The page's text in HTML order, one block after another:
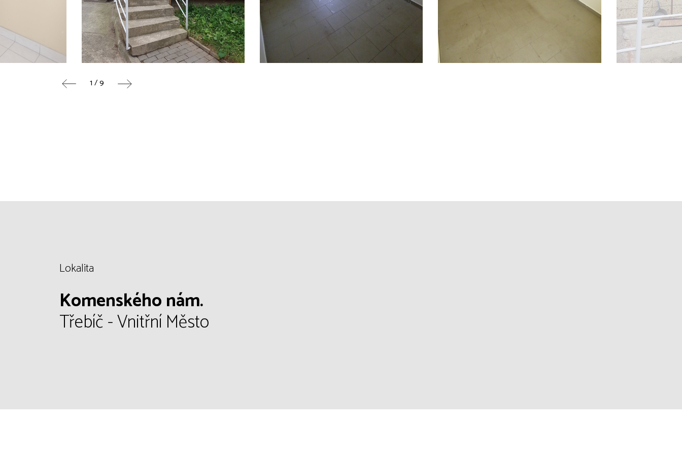
1 / 9
Lokalita
Komenského nám.
Třebíč - Vnitřní Město